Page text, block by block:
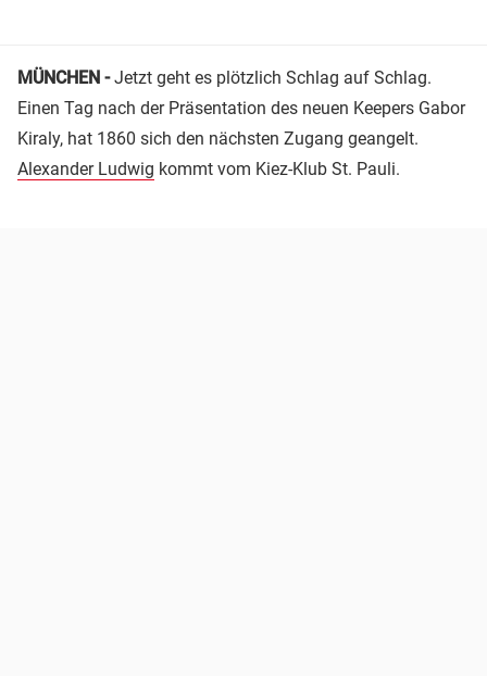
MÜNCHEN -Jetzt geht es plötzlich Schlag auf Schlag.
Einen Tag nach der Präsentation des neuen Keepers Gabor
Kiraly, hat 1860 sich den nächsten Zugang geangelt.
Alexander Ludwig kommt vom Kiez-Klub St. Pauli.